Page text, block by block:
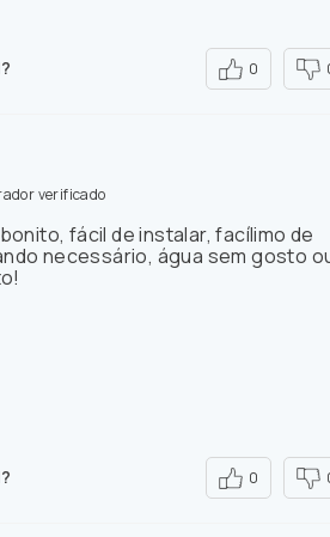
0
verificado
fácil de instalar, facílimo de
necessário, água sem gosto
0